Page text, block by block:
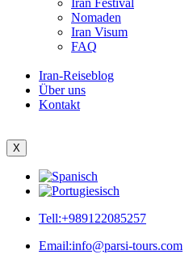
Iran Festival
Nomaden
Iran Visum
FAQ
Iran-Reiseblog
Über uns
Kontakt
X
Tell:+989122085257
Email:info@parsi-tours.com